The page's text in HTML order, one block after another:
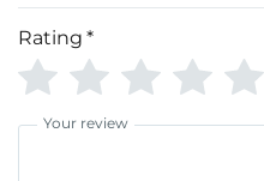
Rating *
Your review